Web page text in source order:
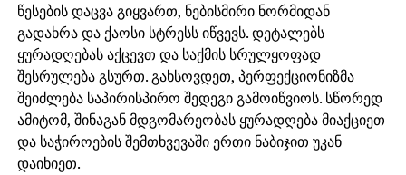
წესების დაცვა გიყვართ, ნებისმირი ნორმიდან
გადახრა და ქაოსი სტრესს იწვევს. დეტალებს
ყურადღებას აქცევთ და საქმის სრულყოფად
შესრულება გსურთ. გახსოვდეთ, პერფექციონიზმა
შეიძლება საპირისპირო შედეგი გამოიწვიოს. სწორედ
ამიტომ, შინაგან მდგომარეობას ყურადღება მიაქციეთ
და საჭიროების შემთხვევაში ერთი ნაბიჯით უკან
დაიხიეთ.